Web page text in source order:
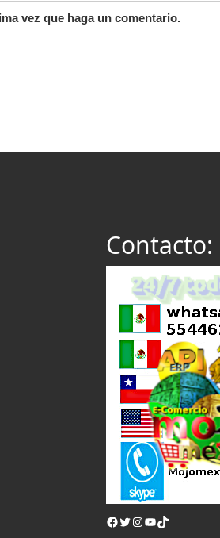
vez que haga un comentario.
Contacto:
Facebook Twitter Instagram YouTube TikTok